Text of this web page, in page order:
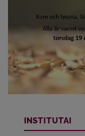
INSTITUTAI